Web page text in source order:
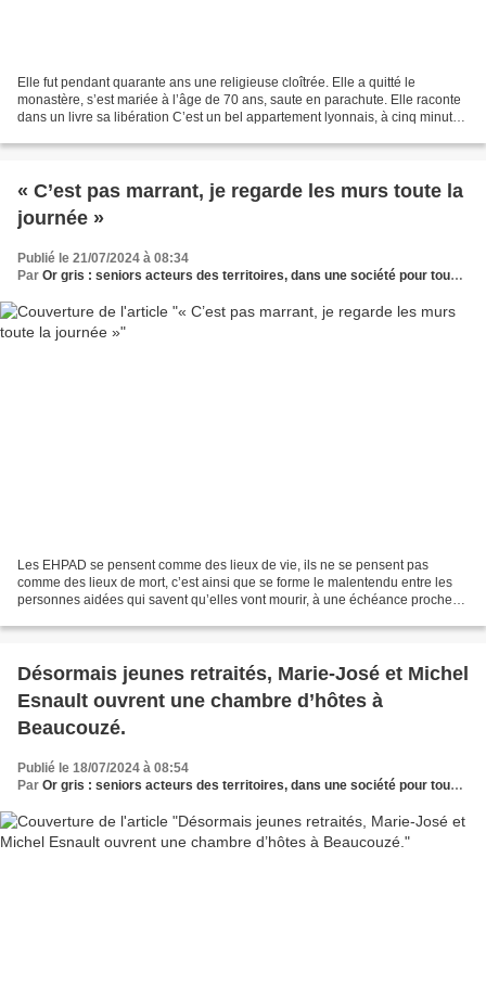
Elle fut pendant quarante ans une religieuse cloîtrée. Elle a quitté le
monastère, s’est mariée à l’âge de 70 ans, saute en parachute. Elle raconte
dans un livre sa libération C’est un bel appartement lyonnais, à cinq minutes
« C’est pas marrant, je regarde les murs toute la
journée »
Publié le 21/07/2024 à 08:34
Par Or gris : seniors acteurs des territoires, dans une société pour tous les âges
Les EHPAD se pensent comme des lieux de vie, ils ne se pensent pas
comme des lieux de mort, c’est ainsi que se forme le malentendu entre les
personnes aidées qui savent qu’elles vont mourir, à une échéance proche
Désormais jeunes retraités, Marie-José et Michel
Esnault ouvrent une chambre d’hôtes à
Beaucouzé.
Publié le 18/07/2024 à 08:54
Par Or gris : seniors acteurs des territoires, dans une société pour tous les âges